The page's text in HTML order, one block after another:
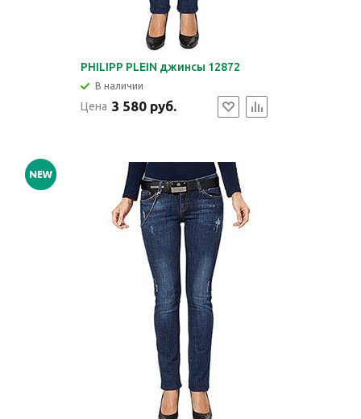
PHILIPP PLEIN джинсы 12872
В наличии
Цена 3 580 руб.